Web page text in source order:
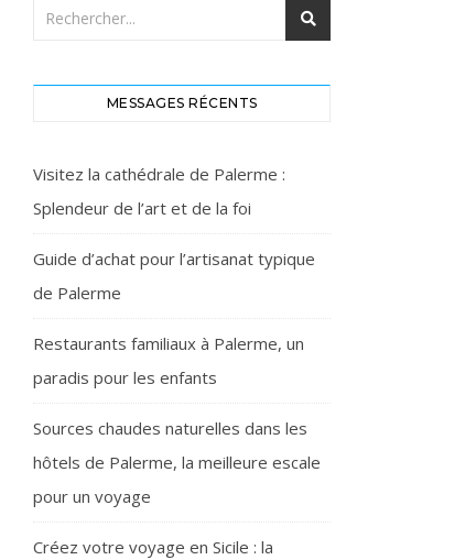
MESSAGES RÉCENTS
Visitez la cathédrale de Palerme :
Splendeur de l’art et de la foi
Guide d’achat pour l’artisanat typique
de Palerme
Restaurants familiaux à Palerme, un
paradis pour les enfants
Sources chaudes naturelles dans les
hôtels de Palerme, la meilleure escale
pour un voyage
Créez votre voyage en Sicile : la